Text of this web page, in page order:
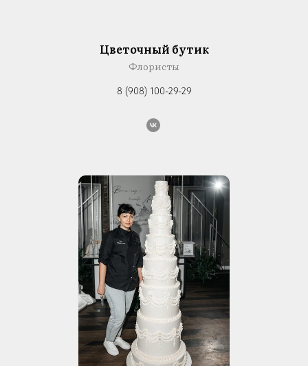
Цветочный бутик
Флористы
8 (908) 100-29-29